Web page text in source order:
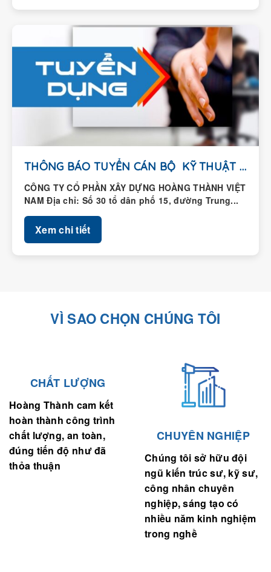
THÔNG BÁO TUYỂN CÁN BỘ KỸ THUẬT HIỆN...
CÔNG TY CỔ PHẦN XÂY DỰNG HOÀNG THÀNH VIỆT
NAM Địa chỉ: Số 30 tổ dân phố 15, đường Trung...
Xem chi tiết
Hoàng Thành cam kết
hoàn thành công trình
chất lượng, an toàn,
đúng tiến độ như đã
thỏa thuận
Chúng tôi sở hữu đội
ngũ kiến trúc sư, kỹ sư,
công nhân chuyên
nghiệp, sáng tạo có
nhiều năm kinh nghiệm
trong nghề